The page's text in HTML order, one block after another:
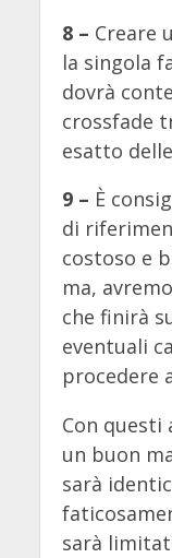
8 – Creare
la singola
dovrà
crossfade
esatto
9 – È
di
costoso e
ma,
che finirà
eventuali
procedere
Con
un buon
sarà
sarà